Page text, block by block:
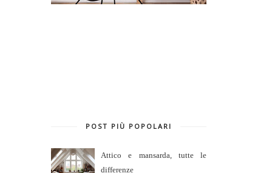
POST PIÙ POPOLARI
Attico e mansarda, tutte le
differenze